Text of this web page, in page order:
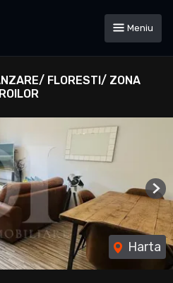
Meniu
FLORESTI/ ZONA
Harta